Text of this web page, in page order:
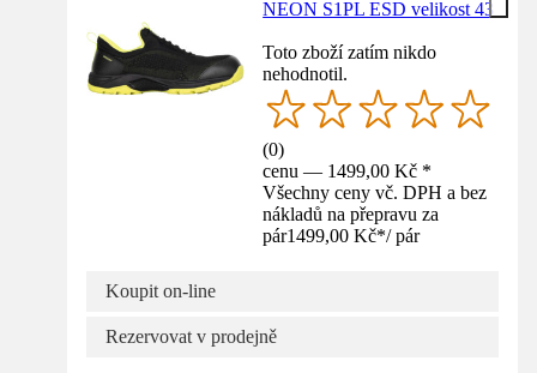
NEON S1PL ESD velikost 43
Toto zboží zatím nikdo
nehodnotil.
(0)
cenu — 1499,00 Kč *
Všechny ceny vč. DPH a bez
nákladů na přepravu za
pár1499,00 Kč*/ pár
Koupit on-line
Rezervovat v prodejně